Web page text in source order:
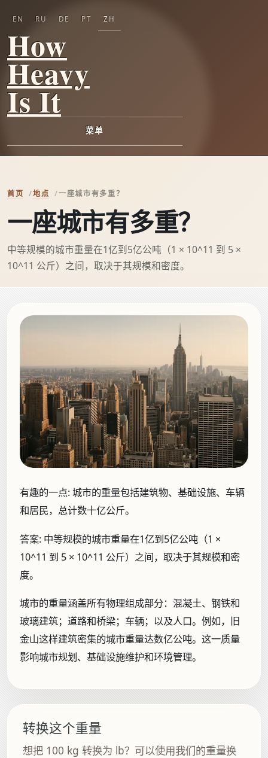
How
Heavy
Is It
菜单
EN RU DE PT ZH
首页 地点 一座城市有多重？
一座城市有多重？
中等规模的城市重量在1亿到5亿公吨（1 × 10^11 到 5 ×
10^11 公斤）之间，取决于其规模和密度。
有趣的一点:城市的重量包括建筑物、基础设施、车辆
和居民，总计数十亿公斤。
答案: 中等规模的城市重量在1亿到5亿公吨（1 ×
10^11 到 5 × 10^11 公斤）之间，取决于其规模和密
度。
城市的重量涵盖所有物理组成部分：混凝土、钢铁和
玻璃建筑；道路和桥梁；车辆；以及人口。例如，旧
金山这样建筑密集的城市重量达数亿公吨。这一质量
影响城市规划、基础设施维护和环境管理。
转换这个重量
想把 100 kg 转换为 lb？可以使用我们的重量换